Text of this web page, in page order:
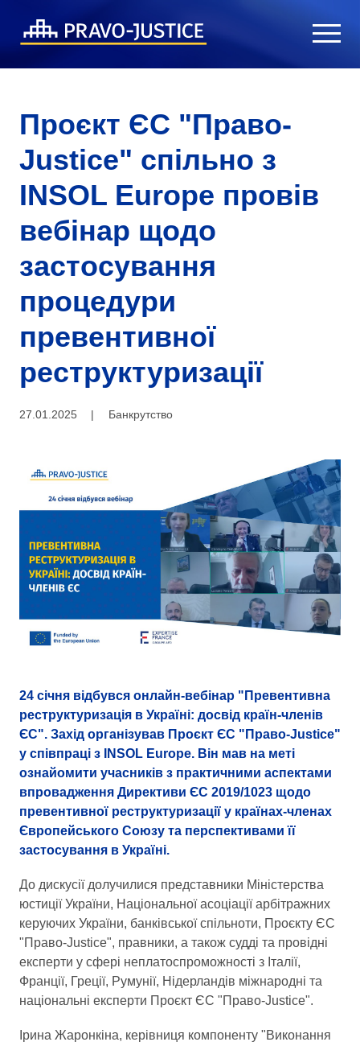
Проєкт ЄС "Право-
Justice" спільно з
INSOL Europe провів
вебінар щодо
застосування
процедури
превентивної
реструктуризації
27.01.2025 | Банкрутство
24 січня відбувся онлайн-вебінар "Превентивна
реструктуризація в Україні: досвід країн-членів
ЄС". Захід організував Проєкт ЄС "Право-Justice"
у співпраці з INSOL Europe. Він мав на меті
ознайомити учасників з практичними аспектами
впровадження Директиви ЄС 2019/1023 щодо
превентивної реструктуризації у країнах-членах
Європейського Союзу та перспективами її
застосування в Україні.
До дискусії долучилися представники Міністерства
юстиції України, Національної асоціації арбітражних
керуючих України, банківської спільноти, Проєкту ЄС
"Право-Justice", правники, а також судді та провідні
експерти у сфері неплатоспроможності з Італії,
Франції, Греції, Румунії, Нідерландів міжнародні та
національні експерти Проєкт ЄС "Право-Justice".
Ірина Жаронкіна, керівниця компоненту "Виконання